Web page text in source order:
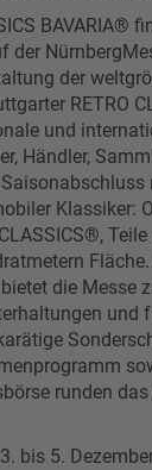
BAVARIA®
der
der
RETRO
und
Händler,
Klassiker:
die Messe
und
runden
bis 5.